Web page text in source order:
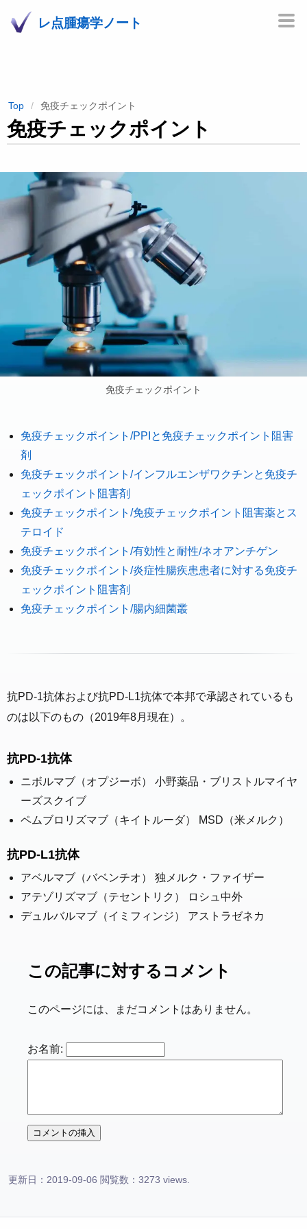
レ点腫瘍学ノート
Top 免疫チェックポイント
免疫チェックポイント
免疫チェックポイント
免疫チェックポイント/PPIと免疫チェックポイント阻害
剤
免疫チェックポイント/インフルエンザワクチンと免疫チ
ェックポイント阻害剤
免疫チェックポイント/免疫チェックポイント阻害薬とス
テロイド
免疫チェックポイント/有効性と耐性/ネオアンチゲン
免疫チェックポイント/炎症性腸疾患患者に対する免疫チ
ェックポイント阻害剤
免疫チェックポイント/腸内細菌叢
抗PD-1抗体および抗PD-L1抗体で本邦で承認されているも
のは以下のもの（2019年8月現在）。
抗PD-1抗体
ニボルマブ（オプジーボ） 小野薬品・ブリストルマイヤ
ーズスクイブ
ペムブロリズマブ（キイトルーダ） MSD（米メルク）
抗PD-L1抗体
アベルマブ（バベンチオ） 独メルク・ファイザー
アテゾリズマブ（テセントリク） ロシュ中外
デュルバルマブ（イミフィンジ） アストラゼネカ
この記事に対するコメント
このページには、まだコメントはありません。
お名前:
更新日：2019-09-06 閲覧数：3273 views.